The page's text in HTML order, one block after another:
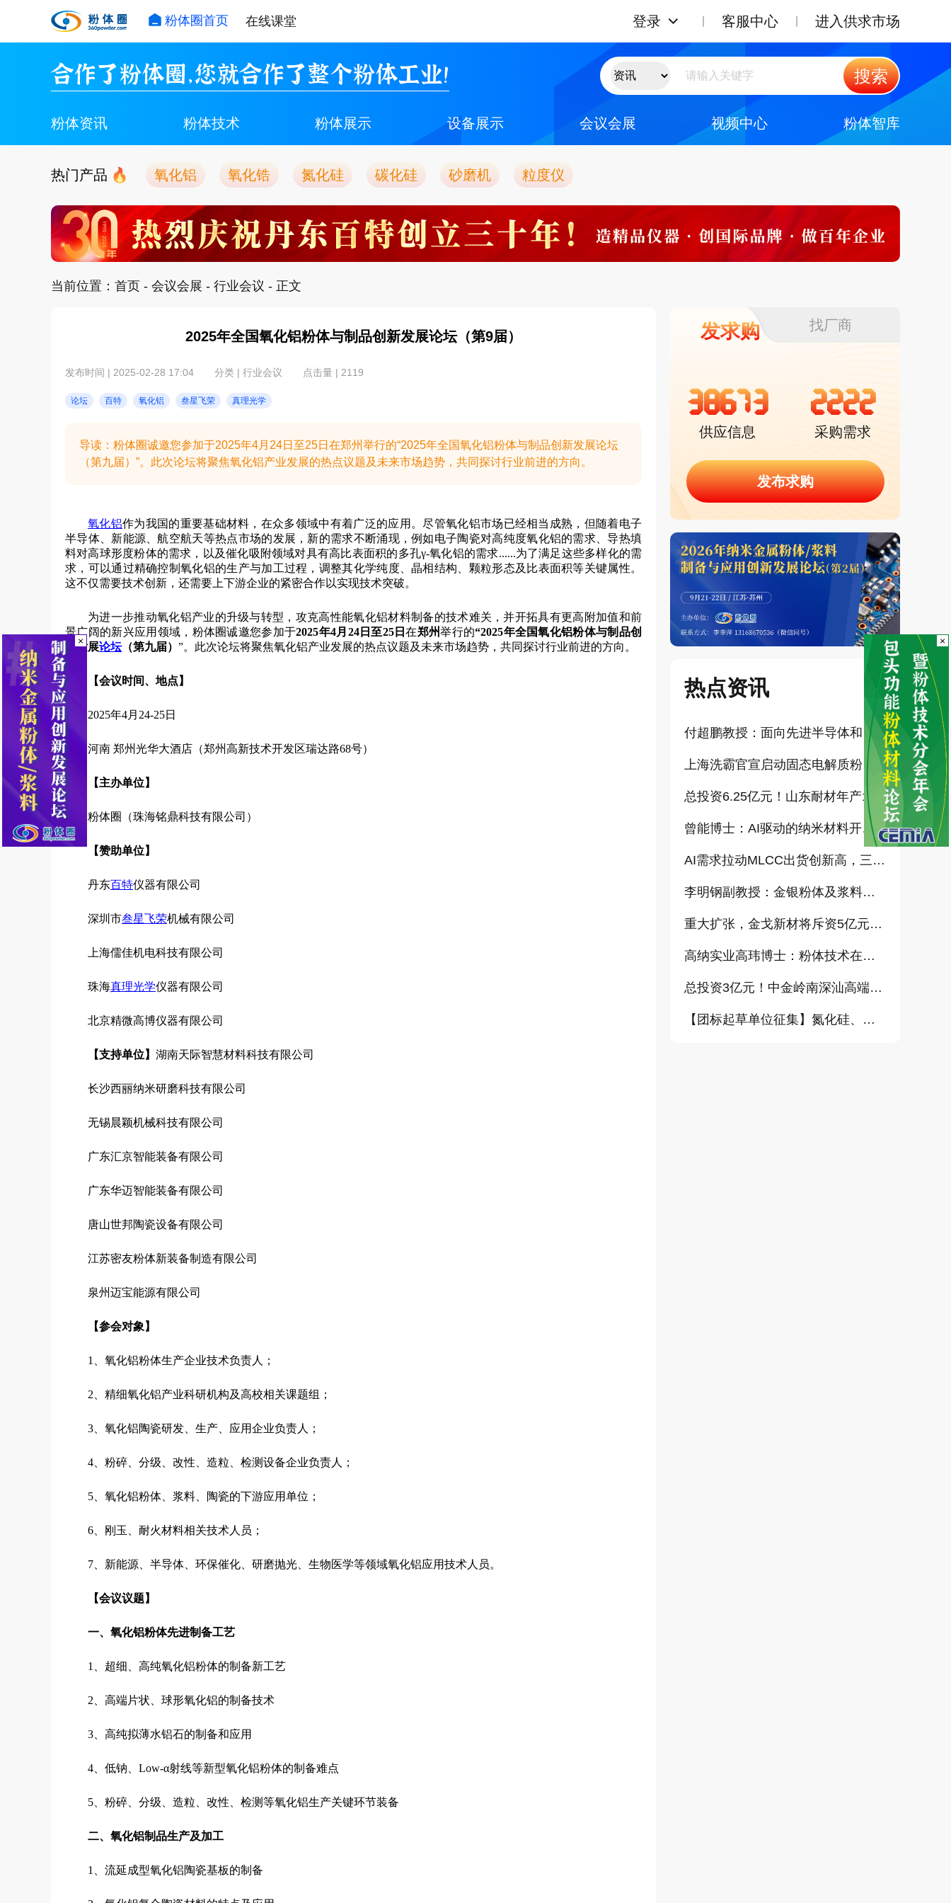
粉体圈首页 在线课堂 登录 客服中心 进入供求市场
合作了粉体圈，您就合作了整个粉体工业！ 搜索
粉体资讯 粉体技术 粉体展示 设备展示 会议会展 视频中心 粉体智库
热门产品 氧化铝 氧化锆 氮化硅 碳化硅 砂磨机 粒度仪
当前位置： 首页 - 会议会展 - 行业会议 - 正文
2025年全国氧化铝粉体与制品创新发展论坛（第9届）
发布时间 | 2025-02-28 17:04 分类 | 行业会议 点击量 | 2119
论坛 百特 氧化铝 叁星飞荣 真理光学
导读：粉体圈诚邀您参加于2025年4月24日至25日在郑州举行的“2025年全国氧化铝粉体与制品创新发展论坛
（第九届）”。此次论坛将聚焦氧化铝产业发展的热点议题及未来市场趋势，共同探讨行业前进的方向。
氧化铝作为我国的重要基础材料，在众多领域中有着广泛的应用。尽管氧化铝市场已经相当成熟，但随着电子
半导体、新能源、航空航天等热点市场的发展，新的需求不断涌现，例如电子陶瓷对高纯度氧化铝的需求、导热填
料对高球形度粉体的需求，以及催化吸附领域对具有高比表面积的多孔γ-氧化铝的需求......为了满足这些多样化的需
求，可以通过精确控制氧化铝的生产与加工过程，调整其化学纯度、晶相结构、颗粒形态及比表面积等关键属性。
这不仅需要技术创新，还需要上下游企业的紧密合作以实现技术突破。
为进一步推动氧化铝产业的升级与转型，攻克高性能氧化铝材料制备的技术难关，并开拓具有更高附加值和前
景广阔的新兴应用领域，粉体圈诚邀您参加于2025年4月24日至25日在郑州举行的“2025年全国氧化铝粉体与制品创
新发展论坛（第九届） ”。此次论坛将聚焦氧化铝产业发展的热点议题及未来市场趋势，共同探讨行业前进的方向。
【会议时间、地点】
2025年4月24-25日
河南 郑州光华大酒店（郑州高新技术开发区瑞达路68号）
【主办单位】
粉体圈（珠海铭鼎科技有限公司）
【赞助单位】
丹东百特仪器有限公司
深圳市叁星飞荣机械有限公司
上海儒佳机电科技有限公司
珠海真理光学仪器有限公司
北京精微高博仪器有限公司
【支持单位】 湖南天际智慧材料科技有限公司
长沙西丽纳米研磨科技有限公司
无锡晨颖机械科技有限公司
广东汇京智能装备有限公司
广东华迈智能装备有限公司
唐山世邦陶瓷设备有限公司
江苏密友粉体新装备制造有限公司
泉州迈宝能源有限公司
【参会对象】
1、氧化铝粉体生产企业技术负责人；
2、精细氧化铝产业科研机构及高校相关课题组；
3、氧化铝陶瓷研发、生产、应用企业负责人；
4、粉碎、分级、改性、造粒、检测设备企业负责人；
5、氧化铝粉体、浆料、陶瓷的下游应用单位；
6、刚玉、耐火材料相关技术人员；
7、新能源、半导体、环保催化、研磨抛光、生物医学等领域氧化铝应用技术人员。
【会议议题】
一、氧化铝粉体先进制备工艺
1、超细、高纯氧化铝粉体的制备新工艺
2、高端片状、球形氧化铝的制备技术
3、高纯拟薄水铝石的制备和应用
4、低钠、Low-α射线等新型氧化铝粉体的制备难点
5、粉碎、分级、造粒、改性、检测等氧化铝生产关键环节装备
二、氧化铝制品生产及加工
1、流延成型氧化铝陶瓷基板的制备
发求购 找厂商
38673
供应信息
2222
采购需求
发布求购
热点资讯
付超鹏教授：面向先进半导体和大健康产业的高纯超细氧化铝研发（报告）
上海洗霸官宣启动固态电解质粉体产业化项目
曾能博士：AI驱动的纳米材料开发新范式技术研究及基地建设（报告）
AI需求拉动MLCC出货创新高，三星、太阳诱电相继涨价
李明钢副教授：金银粉体及浆料增值化路径探讨（报告）
重大扩张，金戈新材将斥资5亿元打造“功能性粉体新材料智能制造基地”
高纳实业高玮博士：粉体技术在电池材料工业中的进展与需求（报告）
总投资3亿元！中金岭南深汕高端金属复合材料扩产项目正式开工
【团标起草单位征集】氮化硅、金刚石、碳化铪、氧化铝等
× ×